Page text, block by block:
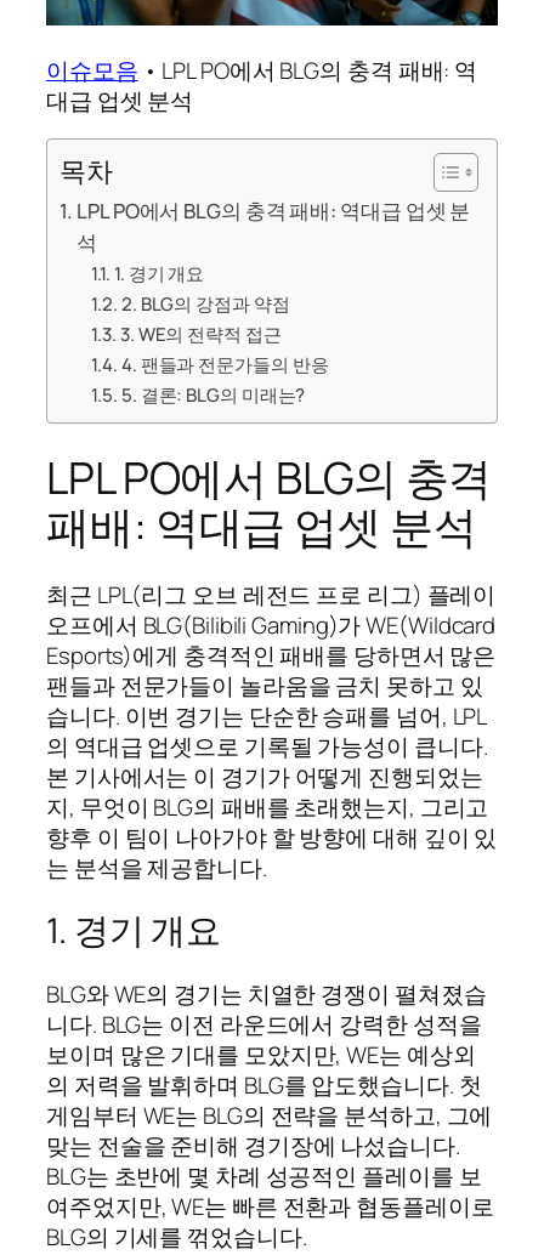
이슈모음 • LPL PO에서 BLG의 충격 패배: 역
대급 업셋 분석
목차
LPL PO에서 BLG의 충격 패배: 역대급 업셋 분
석
1. 경기 개요
2. BLG의 강점과 약점
3. WE의 전략적 접근
4. 팬들과 전문가들의 반응
5. 결론: BLG의 미래는?
LPL PO에서 BLG의 충격
패배: 역대급 업셋 분석
최근 LPL(리그 오브 레전드 프로 리그) 플레이
오프에서 BLG(Bilibili Gaming)가 WE(Wildcard
Esports)에게 충격적인 패배를 당하면서 많은
팬들과 전문가들이 놀라움을 금치 못하고 있
습니다. 이번 경기는 단순한 승패를 넘어, LPL
의 역대급 업셋으로 기록될 가능성이 큽니다.
본 기사에서는 이 경기가 어떻게 진행되었는
지, 무엇이 BLG의 패배를 초래했는지, 그리고
향후 이 팀이 나아가야 할 방향에 대해 깊이 있
는 분석을 제공합니다.
1. 경기 개요
BLG와 WE의 경기는 치열한 경쟁이 펼쳐졌습
니다. BLG는 이전 라운드에서 강력한 성적을
보이며 많은 기대를 모았지만, WE는 예상외
의 저력을 발휘하며 BLG를 압도했습니다. 첫
게임부터 WE는 BLG의 전략을 분석하고, 그에
맞는 전술을 준비해 경기장에 나섰습니다.
BLG는 초반에 몇 차례 성공적인 플레이를 보
여주었지만, WE는 빠른 전환과 협동플레이로
BLG의 기세를 꺾었습니다.